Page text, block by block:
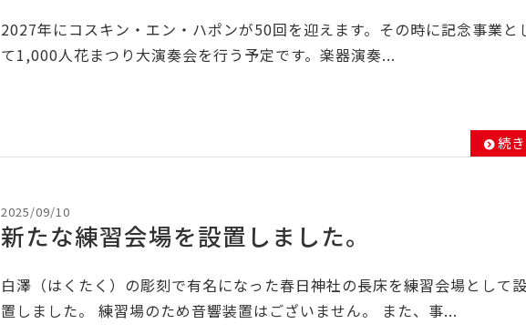
2027年にコスキン・エン・ハポンが50回を迎えます。その時に記念事業と
て1,000人花まつり大演奏会を行う予定です。楽器演奏...
続
2025/09/10
新たな練習会場を設置しました。
白澤（はくたく）の彫刻で有名になった春日神社の長床を練習会場として設
置しました。 練習場のため音響装置はございません。 また、事...